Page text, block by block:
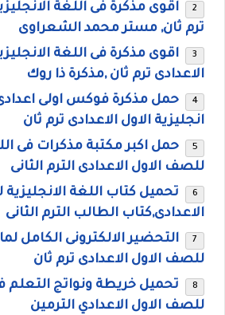
اقوى مذكرة فى اللغة
ترم ثان, مستر محمد الشعراوى
اقوى مذكرة فى اللغة
الاعدادى ترم ثان ,مذكرة ذا روك
حمل مذكرة فوكس اولى
انجليزية الاول الاعدادى ترم ثان
حمل اكبر مكتبة مذكرات فى
للصف الاول الاعدادى الترم الثانى
تحميل كتاب اللغة
الاعدادى,كتاب الطالب الترم الثانى
التحضير الالكترونى الكامل
للصف الاول الاعدادى ترم ثان
تحميل خريطة ونواتج التعلم
للصف الاول الاعدادي الترمين